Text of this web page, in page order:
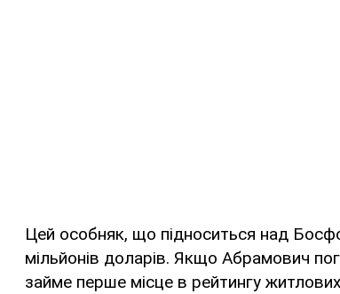
Цей особняк, що підноситься над
мільйонів доларів. Якщо Абрамович
займе перше місце в рейтингу